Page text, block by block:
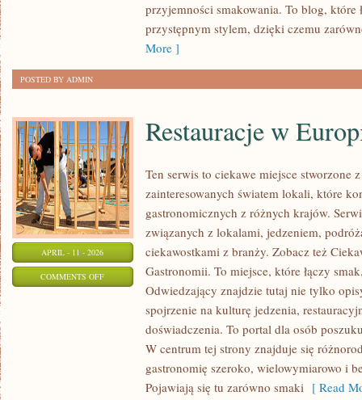
MIESZANKIprzyjemności smakowania. To blog, które
przystępnym stylem, dzięki czemu
More ]
POSTED BY ADMIN
APRIL - 11 - 2026
COMMENTS OFFON
RESTAURACJE
Restauracje w
Ten serwis to ciekawe miejsce stworzone
zainteresowanych światem lokali, które
gastronomicznych z różnych krajów.
związanych z lokalami, jedzeniem,
ciekawostkami z branży. Zobacz też
Gastronomii. To miejsce, które łączy
Odwiedzający znajdzie tutaj nie tylko
spojrzenie na kulturę jedzenia,
doświadczenia. To portal dla osób
W centrum tej strony znajduje się
gastronomię szeroko, wielowymiarowo i
Pojawiają się tu zarówno smaki [ Read